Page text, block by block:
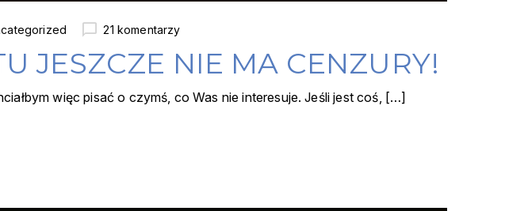
21 komentarzy
JESZCZE NIE MA CENZURY!
więc pisać o czymś, co Was nie interesuje. Jeśli jest coś, […]